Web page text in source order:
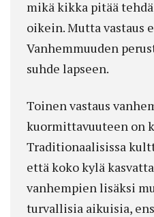
mikä kikka pitää
oikein. Mutta vastaus
Vanhemmuuden
suhde lapseen.
Toinen vastaus
kuormittavuuteen on
Traditionaalisissa
että koko kylä
vanhempien lisäksi
turvallisia aikuisia,